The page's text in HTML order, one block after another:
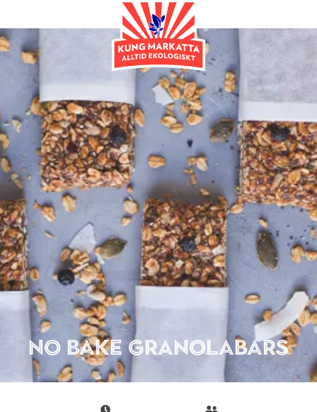
No bake Granolabars